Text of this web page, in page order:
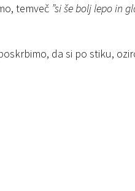
temveč ”si še bolj lepo in
da si po stiku,